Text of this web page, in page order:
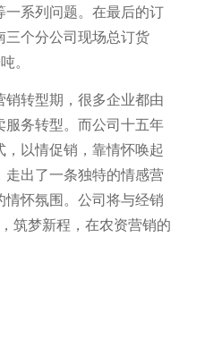
系列问题。在最后的订
个分公司现场总订货
。
转型期，很多企业都由
务转型。而公司十五年
以情促销，靠情怀唤起
出了一条独特的情感营
怀氛围。公司将与经销
筑梦新程，在农资营销的